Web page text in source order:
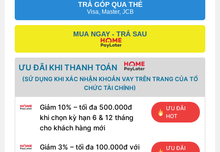
TRẢ GÓP QUA THẺ
Visa, Master, JCB
MUA NGAY - TRẢ SAU
ƯU ĐÃI KHI THANH TOÁN
(SỬ DỤNG KHI XÁC NHẬN KHOẢN VAY TRÊN TRANG CỦA TỔ
CHỨC TÀI CHÍNH)
Giảm 10% – tối đa 500.000đ
khi chọn kỳ hạn 6 & 12 tháng
cho khách hàng mới
ƯU ĐÃI
HOT
Giảm 3% – tối đa 100.000đ với
ƯU ĐÃI